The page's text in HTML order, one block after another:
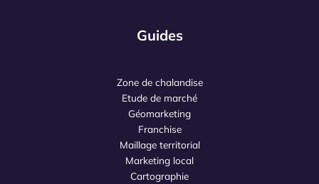
Guides
Zone de chalandise
Etude de marché
Géomarketing
Franchise
Maillage territorial
Marketing local
Cartographie